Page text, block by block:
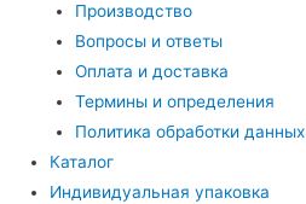
Производство
Вопросы и ответы
Оплата и доставка
Термины и определения
Политика обработки данных
Каталог
Индивидуальная упаковка